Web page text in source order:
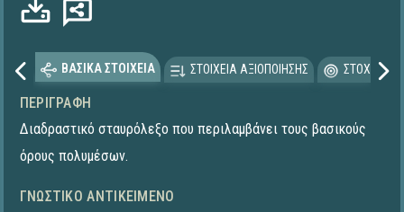
ΒΑΣΙΚΑ ΣΤΟΙΧΕΙΑ ΣΤΟΙΧΕΙΑ ΑΞΙΟΠΟΙΗΣΗΣ
ΠΕΡΙΓΡΑΦΉ
Διαδραστικό σταυρόλεξο που περιλαμβάνει τους βασικούς
όρους πολυμέσων.
ΓΝΩΣΤΙΚΌ ΑΝΤΙΚΕΊΜΕΝΟ